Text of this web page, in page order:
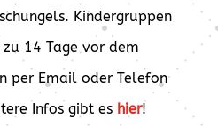
Kindergruppen
14 Tage vor dem
per Email oder Telefon
Infos gibt es hier!